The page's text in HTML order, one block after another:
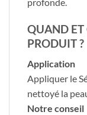
QUAND ET
PRODUIT ?
Application
Appliquer le
nettoyé la
Notre conseil